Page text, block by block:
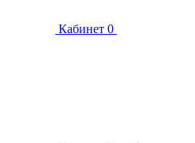
Кабинет 0